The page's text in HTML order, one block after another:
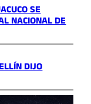
SE
NACIONAL DE
DIJO